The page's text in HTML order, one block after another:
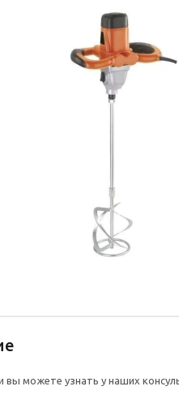
вы можете узнать у наших